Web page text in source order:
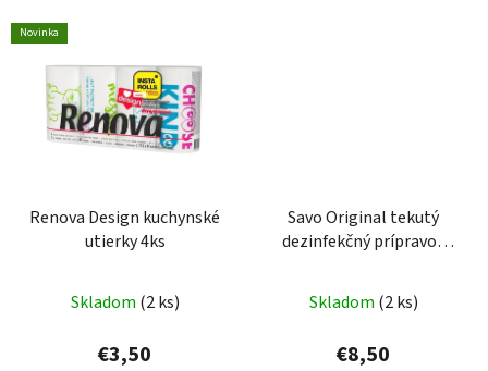
Novinka
Renova Design kuchynské
utierky 4ks
Skladom (2 ks)
€3,50
Savo Original tekutý
dezinfekčný prípravok
Skladom (2 ks)
€8,50